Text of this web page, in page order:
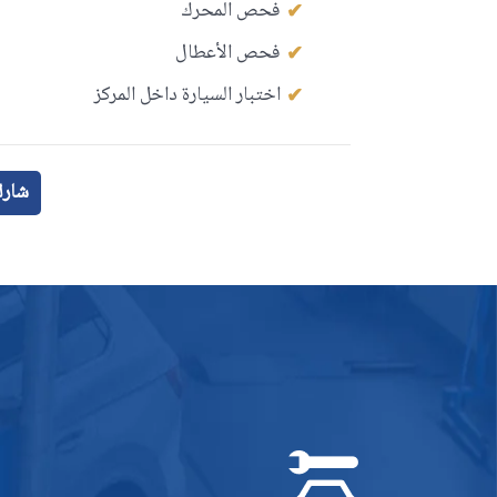
فحص المحرك
فحص الأعطال
اختبار السيارة داخل المركز